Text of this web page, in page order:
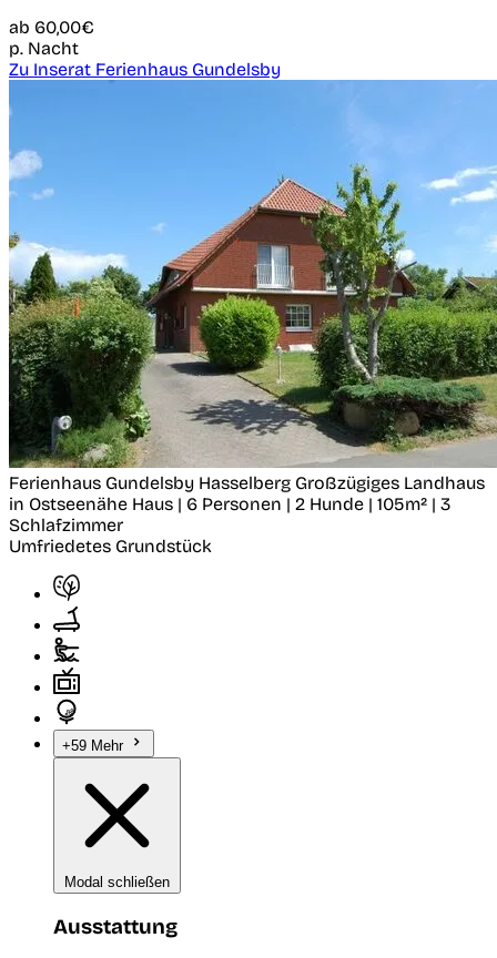
ab 60,00€
p. Nacht
Zu Inserat Ferienhaus Gundelsby
Ferienhaus Gundelsby Hasselberg Großzügiges Landhaus
in Ostseenähe Haus | 6 Personen | 2 Hunde | 105m² | 3
Schlafzimmer
Umfriedetes Grundstück
+59 Mehr
Modal schließen
Ausstattung